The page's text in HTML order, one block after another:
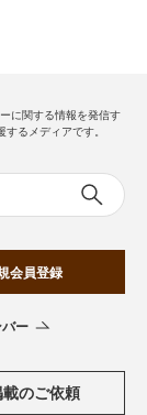
に関する情報を発信す
るメディアです。
会員登録
ー
のご依頼